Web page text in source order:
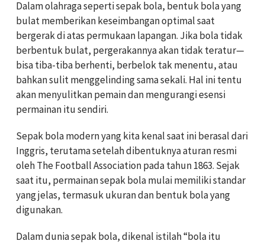
Dalam olahraga seperti sepak bola, bentuk bola yang
bulat memberikan keseimbangan optimal saat
bergerak di atas permukaan lapangan. Jika bola tidak
berbentuk bulat, pergerakannya akan tidak teratur—
bisa tiba-tiba berhenti, berbelok tak menentu, atau
bahkan sulit menggelinding sama sekali. Hal ini tentu
akan menyulitkan pemain dan mengurangi esensi
permainan itu sendiri.
Sepak bola modern yang kita kenal saat ini berasal dari
Inggris, terutama setelah dibentuknya aturan resmi
olehThe Football Associationpada tahun 1863. Sejak
saat itu, permainan sepak bola mulai memiliki standar
yang jelas, termasuk ukuran dan bentuk bola yang
digunakan.
Dalam dunia sepak bola, dikenal istilah “bola itu